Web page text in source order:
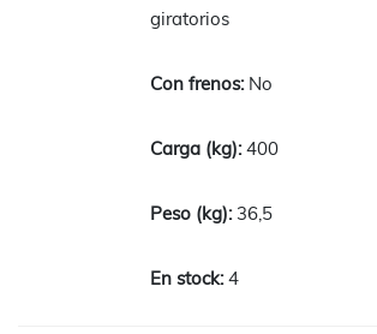
giratorios
No
400
36,5
4